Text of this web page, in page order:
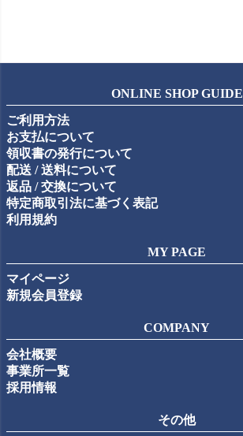
ONLINE SHOP GUIDE
ご利用方法
お支払について
領収書の発行について
配送 / 送料について
返品 / 交換について
特定商取引法に基づく表記
利用規約
MY PAGE
マイページ
新規会員登録
COMPANY
会社概要
事業所一覧
採用情報
その他